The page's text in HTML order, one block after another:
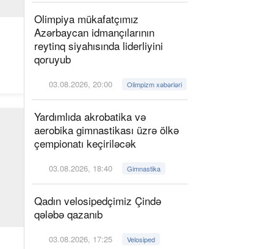
Olimpiya mükafatçımız
Azərbaycan idmançılarının
reytinq siyahısında liderliyini
qoruyub
03.08.2026, 20:00 Olimpizm xəbərləri
Yardımlıda akrobatika və
aerobika gimnastikası üzrə ölkə
çempionatı keçiriləcək
03.08.2026, 18:40 Gimnastika
Qadın velosipedçimiz Çində
qələbə qazanıb
03.08.2026, 17:25 Velosiped